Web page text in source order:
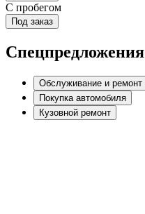
С пробегом
Под заказ
Спецпредложения
Обслуживание и ремонт
Покупка автомобиля
Кузовной ремонт